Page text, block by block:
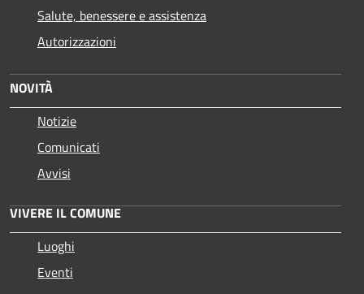
Salute, benessere e assistenza
Autorizzazioni
NOVITÀ
Notizie
Comunicati
Avvisi
VIVERE IL COMUNE
Luoghi
Eventi